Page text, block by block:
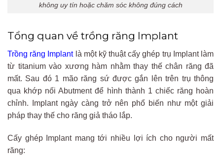
không uy tín hoặc chăm sóc không đúng cách
Tổng quan về trồng răng Implant
Trồng răng Implantlà một kỹ thuật cấy ghép trụ Implant làm
từ titanium vào xương hàm nhằm thay thế chân răng đã
mất. Sau đó 1 mão răng sứ được gắn lên trên trụ thông
qua khớp nối Abutment để hình thành 1 chiếc răng hoàn
chỉnh. Implant ngày càng trở nên phổ biến như một giải
pháp thay thế cho răng giả tháo lắp.
Cấy ghép Implant mang tới nhiều lợi ích cho người mất
răng: